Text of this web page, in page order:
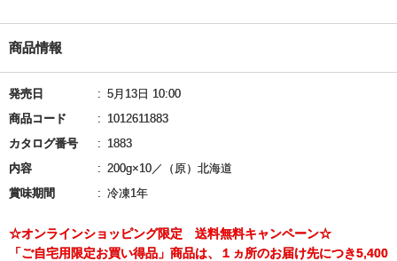
商品情報
発売日
5月13日 10:00
商品コード
1012611883
カタログ番号
1883
内容
200g×10／（原）北海道
賞味期間
冷凍1年
☆オンラインショッピング限定 送料無料キャンペーン☆
「ご自宅用限定お買い得品」商品は、１ヵ所のお届け先につき5,400